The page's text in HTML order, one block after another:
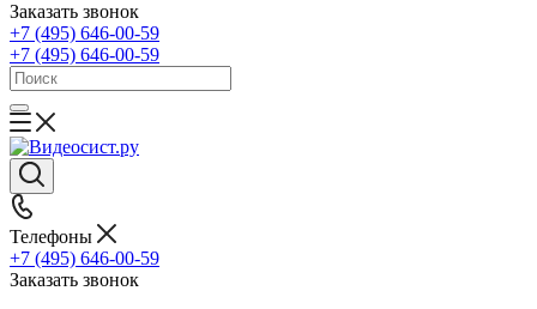
Заказать звонок
+7 (495) 646-00-59
+7 (495) 646-00-59
Телефоны
+7 (495) 646-00-59
Заказать звонок